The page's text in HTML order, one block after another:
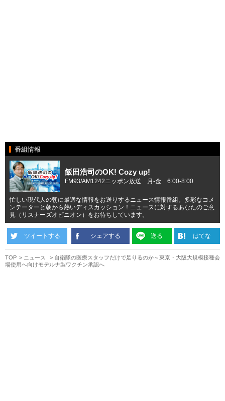
番組情報
飯田浩司のOK! Cozy up!
FM93/AM1242ニッポン放送 月-金 6:00-8:00
忙しい現代人の朝に最適な情報をお送りするニュース情報番組。多彩なコメ
ンテーターと朝から熱いディスカッション！ニュースに対するあなたのご意
見（リスナーズオピニオン）をお待ちしています。
ツイートする シェアする 送る はてな
TOP ニュース
自衛隊の医療スタッフだけで足りるのか～東京・大阪大規模接種会
場使用へ向けモデルナ製ワクチン承認へ